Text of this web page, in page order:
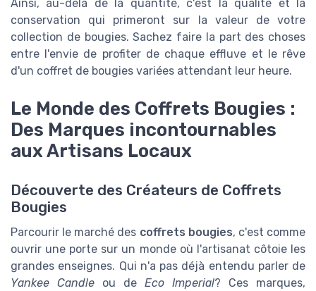
Ainsi, au-delà de la quantité, c'est la qualité et la
conservation qui primeront sur la valeur de votre
collection de bougies. Sachez faire la part des choses
entre l'envie de profiter de chaque effluve et le rêve
d'un coffret de bougies variées attendant leur heure.
Le Monde des Coffrets Bougies :
Des Marques incontournables
aux Artisans Locaux
Découverte des Créateurs de Coffrets
Bougies
Parcourir le marché des coffrets bougies, c'est comme
ouvrir une porte sur un monde où l'artisanat côtoie les
grandes enseignes. Qui n'a pas déjà entendu parler de
Yankee Candle ou de Eco Imperial? Ces marques,